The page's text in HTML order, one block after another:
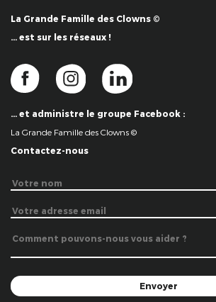
La Grande Famille des Clowns ©
… est sur les réseaux !
… et administre le groupe Facebook :
La Grande Famille des Clowns ©
Contactez-nous